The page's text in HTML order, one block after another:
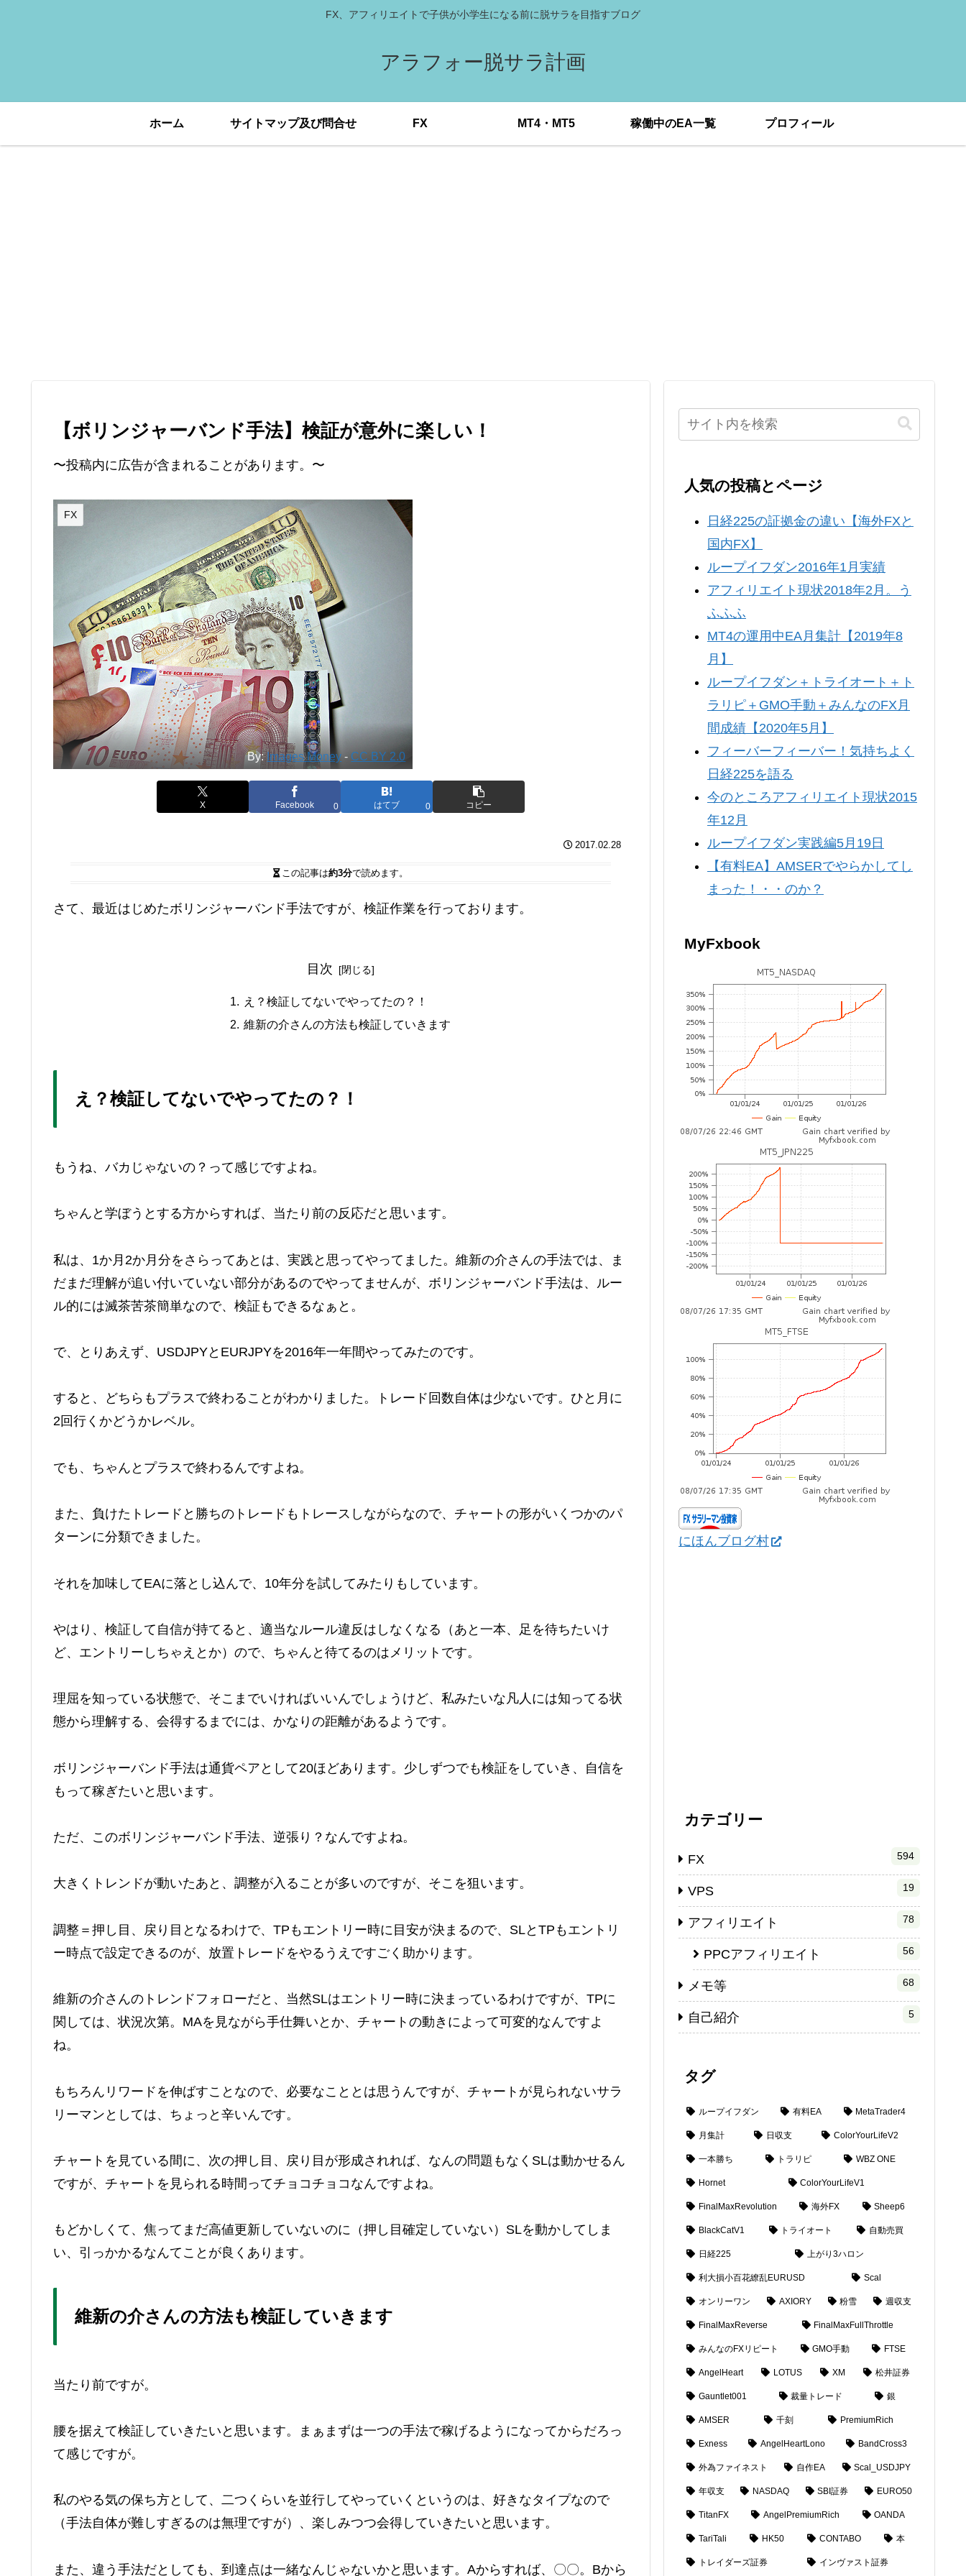
FX、アフィリエイトで子供が小学生になる前に脱サラを目指すブログ
アラフォー脱サラ計画
ホーム サイトマップ及び問合せ FX MT4・MT5 稼働中のEA一覧 プロフィール
【ボリンジャーバンド手法】検証が意外に楽しい！
〜投稿内に広告が含まれることがあります。〜
FX
By:Images Money - CC BY 2.0
X Facebook 0 はてブ 0 コピー
2017.02.28
この記事は約3分で読めます。
さて、最近はじめたボリンジャーバンド手法ですが、検証作業を行っております。
目次
え？検証してないでやってたの？！
維新の介さんの方法も検証していきます
え？検証してないでやってたの？！
もうね、バカじゃないの？って感じですよね。
ちゃんと学ぼうとする方からすれば、当たり前の反応だと思います。
私は、1か月2か月分をさらってあとは、実践と思ってやってました。維新の介さんの手法では、ま
だまだ理解が追い付いていない部分があるのでやってませんが、ボリンジャーバンド手法は、ルー
ル的には滅茶苦茶簡単なので、検証もできるなぁと。
で、とりあえず、USDJPYとEURJPYを2016年一年間やってみたのです。
すると、どちらもプラスで終わることがわかりました。トレード回数自体は少ないです。ひと月に
2回行くかどうかレベル。
でも、ちゃんとプラスで終わるんですよね。
また、負けたトレードと勝ちのトレードもトレースしながらなので、チャートの形がいくつかのパ
ターンに分類できました。
それを加味してEAに落とし込んで、10年分を試してみたりもしています。
やはり、検証して自信が持てると、適当なルール違反はしなくなる（あと一本、足を待ちたいけ
ど、エントリーしちゃえとか）ので、ちゃんと待てるのはメリットです。
理屈を知っている状態で、そこまでいければいいんでしょうけど、私みたいな凡人には知ってる状
態から理解する、会得するまでには、かなりの距離があるようです。
ボリンジャーバンド手法は通貨ペアとして20ほどあります。少しずつでも検証をしていき、自信を
もって稼ぎたいと思います。
ただ、このボリンジャーバンド手法、逆張り？なんですよね。
大きくトレンドが動いたあと、調整が入ることが多いのですが、そこを狙います。
調整＝押し目、戻り目となるわけで、TPもエントリー時に目安が決まるので、SLとTPもエントリ
ー時点で設定できるのが、放置トレードをやるうえですごく助かります。
維新の介さんのトレンドフォローだと、当然SLはエントリー時に決まっているわけですが、TPに
関しては、状況次第。MAを見ながら手仕舞いとか、チャートの動きによって可変的なんですよ
ね。
もちろんリワードを伸ばすことなので、必要なこととは思うんですが、チャートが見られないサラ
リーマンとしては、ちょっと辛いんです。
チャートを見ている間に、次の押し目、戻り目が形成されれば、なんの問題もなくSLは動かせるん
ですが、チャートを見られる時間ってチョコチョコなんですよね。
もどかしくて、焦ってまだ高値更新していないのに（押し目確定していない）SLを動かしてしま
い、引っかかるなんてことが良くあります。
維新の介さんの方法も検証していきます
当たり前ですが。
腰を据えて検証していきたいと思います。まぁまずは一つの手法で稼げるようになってからだろっ
て感じですが。
私のやる気の保ち方として、二つくらいを並行してやっていくというのは、好きなタイプなので
（手法自体が難しすぎるのは無理ですが）、楽しみつつ会得していきたいと思います。
また、違う手法だとしても、到達点は一緒なんじゃないかと思います。Aからすれば、〇〇。Bから
人気の投稿とページ
日経225の証拠金の違い【海外FXと
国内FX】
ループイフダン2016年1月実績
アフィリエイト現状2018年2月。う
ふふふ
MT4の運用中EA月集計【2019年8
月】
ループイフダン＋トライオート＋ト
ラリピ＋GMO手動＋みんなのFX月
間成績【2020年5月】
フィーバーフィーバー！気持ちよく
日経225を語る
今のところアフィリエイト現状2015
年12月
ループイフダン実践編5月19日
【有料EA】AMSERでやらかしてし
まった！・・のか？
MyFxbook
にほんブログ村
カテゴリー
FX 594
VPS 19
アフィリエイト 78
PPCアフィリエイト 56
メモ等 68
自己紹介 5
タグ
ループイフダン 有料EA MetaTrader4
月集計 日収支 ColorYourLifeV2
一本勝ち トラリピ WBZ ONE
Hornet ColorYourLifeV1
FinalMaxRevolution 海外FX Sheep6
BlackCatV1 トライオート 自動売買
日経225 上がり3ハロン
利大損小百花繚乱EURUSD Scal
オンリーワン AXIORY 粉雪 週収支
FinalMaxReverse FinalMaxFullThrottle
みんなのFXリピート GMO手動 FTSE
AngelHeart LOTUS XM 松井証券
Gauntlet001 裁量トレード 銀
AMSER 千刻 PremiumRich
Exness AngelHeartLono BandCross3
外為ファイネスト 自作EA Scal_USDJPY
年収支 NASDAQ SBI証券 EURO50
TitanFX AngelPremiumRich OANDA
TariTali HK50 CONTABO 本
トレイダーズ証券 インヴァスト証券